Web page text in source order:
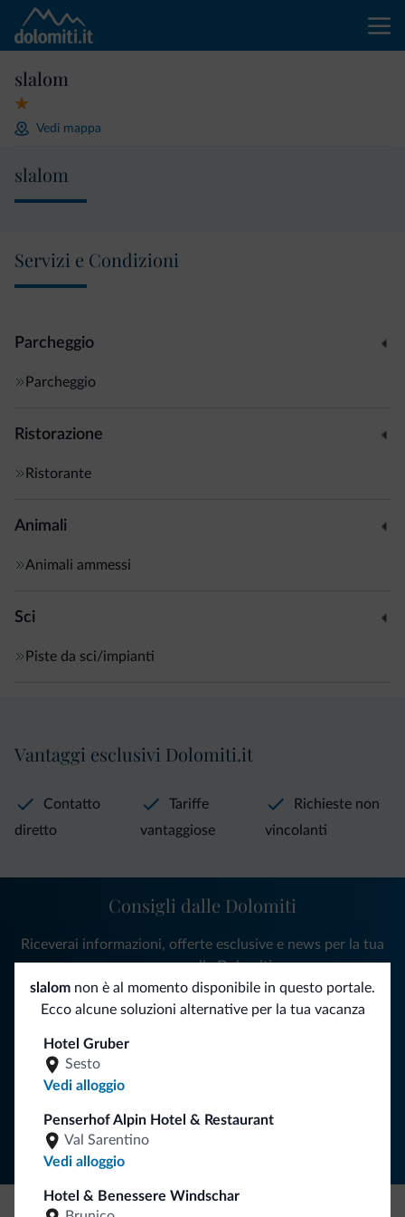
slalom
Vedi mappa
slalom
Servizi e Condizioni
Parcheggio
Parcheggio
Ristorazione
Ristorante
Animali
Animali ammessi
Sci
Piste da sci/impianti
slalom non è al momento disponibile in questo portale.
Ecco alcune soluzioni alternative per la tua vacanza
Hotel Gruber
Sesto
Vedi alloggio
Penserhof Alpin Hotel & Restaurant
Val Sarentino
Vedi alloggio
Hotel & Benessere Windschar
Vantaggi esclusivi Dolomiti.it
Contatto
diretto
Tariffe
vantaggiose
Richieste non
vincolanti
Consigli dalle Dolomiti
Riceverai informazioni, offerte esclusive e news per la tua
vacanza nelle Dolomiti.
ISCRIVITI ALLA NEWSLETTER